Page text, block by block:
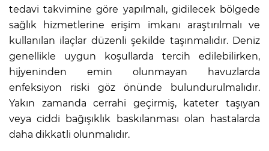
tedavi takvimine göre yapılmalı, gidilecek bölgede
sağlık hizmetlerine erişim imkanı araştırılmalı ve
kullanılan ilaçlar düzenli şekilde taşınmalıdır. Deniz
genellikle uygun koşullarda tercih edilebilirken,
hijyeninden emin olunmayan havuzlarda
enfeksiyon riski göz önünde bulundurulmalıdır.
Yakın zamanda cerrahi geçirmiş, kateter taşıyan
veya ciddi bağışıklık baskılanması olan hastalarda
daha dikkatli olunmalıdır.